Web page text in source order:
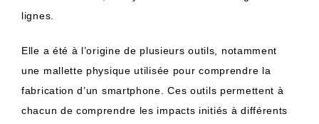
lignes.
Elle a été à l’origine de plusieurs outils, notamment
une mallette physique utilisée pour comprendre la
fabrication d’un smartphone. Ces outils permettent à
chacun de comprendre les impacts initiés à différents